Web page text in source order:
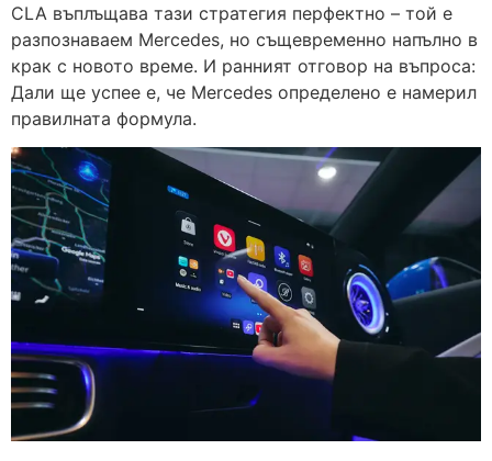
CLA въплъщава тази стратегия перфектно – той е
разпознаваем Mercedes, но същевременно напълно в
крак с новото време. И ранният отговор на въпроса:
Дали ще успее е, че Mercedes определено е намерил
правилната формула.